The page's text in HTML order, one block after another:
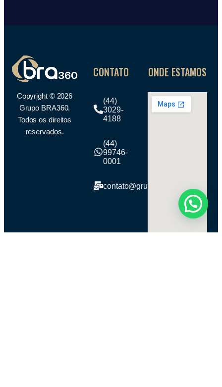
Copyright © 2026
Grupo BRA360.
Todos os direitos
reservados.
CONTATO
(44)
3029-
4188
(44)
99746-
0001
contato@grupobra360.com
ONDE ESTAMOS